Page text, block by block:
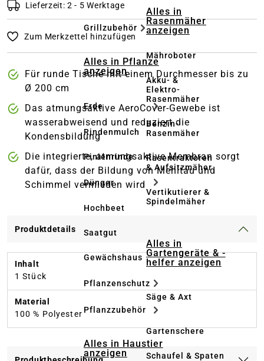
Grillzubehör
Alles in Pflanze
anzeigen
Erde
Rindenmulch
Pinienrinde
Dünger
Hochbeet
Saatgut
Gewächshaus
Pflanzenschutz
Pflanzzubehör
Alles in Haustier
anzeigen
Alles in
Rasenmäher
anzeigen
Mähroboter
Akku- &
Elektro-
Rasenmäher
Benzin-
Rasenmäher
Rasentraktoren
& Aufsitzmäher
Vertikutierer &
Spindelmäher
Alles in
Gartengeräte & -
helfer anzeigen
Säge & Axt
Gartenschere
Schaufel & Spaten
Lieferzeit: 2 - 5 Werktage
Zum Merkzettel hinzufügen
Für runde Tische mit einem Durchmesser bis zu
Ø 200 cm
Das atmungsaktive AeroCover-Gewebe ist
wasserabweisend und reduziert die
Kondensbildung
Die integrierte, atmungsaktive Membran sorgt
dafür, dass der Bildung von Mehltau und
Schimmel vermieden wird
Produktdetails
Inhalt
1 Stück
Material
100 % Polyester